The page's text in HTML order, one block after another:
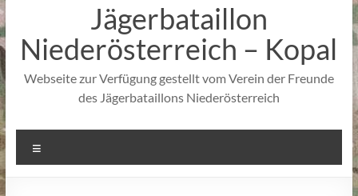
Jägerbataillon
Niederösterreich – Kopal
Webseite zur Verfügung gestellt vom Verein der Freunde
des Jägerbataillons Niederösterreich